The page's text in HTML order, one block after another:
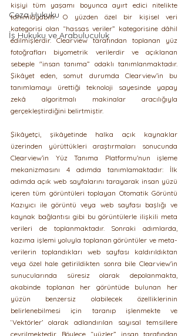
Ceza Hukuku
İş Hukuku ve Arabuluculuk
kişiyi tüm yaşamı boyunca ayırt edici nitelikte
tanımlayabilir. O yüzden özel bir kişisel veri
kategorisi olan “hassas veriler” kategorisine dâhil
edilmişlerdir. Clearview tarafından toplanan yüz
fotoğrafları biyometrik verilerdir ve açıklanan
sebeple "insan tanıma” odaklı tanımlanmaktadır.
Şikâyet eden, somut durumda Clearview’in bu
tanımlamayı ürettiği teknoloji sayesinde yapay
zekâ algoritmalı makinalar aracılığıyla
gerçekleştirdiğini belirtmiştir.
Şikâyetçi, şikâyetinde halka açık kaynaklar
üzerinden yürüttükleri araştırmaları sonucunda
Clearview’in Yüz Tanıma Platformu’nun işleme
mekanizmasını 4 adımda tanımlamaktadır: İlk
adımda açık web sayfalarını tarayarak insan yüzü
içeren tüm görüntüleri toplayan Otomatik Görüntü
Kazıyıcı ile görüntü veya web sayfası başlığı ve
kaynak bağlantısı gibi bu görüntülerle ilişkili meta
verileri de toplanmaktadır. Sonraki adımlarda,
kazıma işlemi yoluyla toplanan görüntüler ve meta-
verilerin toplandıkları web sayfası kaldırıldıktan
veya özel hale getirildikten sonra bile Clearview'in
sunucularında süresiz olarak depolanmakta,
akabinde toplanan her görüntüde bulunan her
yüzün benzersiz olabilecek özelliklerinin
belirlenebilmesi için taranıp işlenmekte ve
‘Vektörler’ olarak adlandırılan sayısal temsillere
çevrilmektedir. Böylece “yüzler” insan tarafından